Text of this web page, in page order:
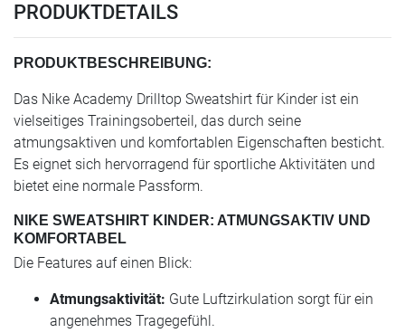
PRODUKTDETAILS
PRODUKTBESCHREIBUNG:
Das Nike Academy Drilltop Sweatshirt für Kinder ist ein
vielseitiges Trainingsoberteil, das durch seine
atmungsaktiven und komfortablen Eigenschaften besticht.
Es eignet sich hervorragend für sportliche Aktivitäten und
bietet eine normale Passform.
NIKE SWEATSHIRT KINDER: ATMUNGSAKTIV UND
KOMFORTABEL
Die Features auf einen Blick:
Atmungsaktivität: Gute Luftzirkulation sorgt für ein
angenehmes Tragegefühl.